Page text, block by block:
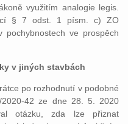
využitím analogie legis.
§ 7 odst. 1 písm. c) ZO
ve prospěch
v jiných stavbách
po rozhodnutí v podobné
42 ze dne 28. 5. 2020
otázku, zda lze přiznat